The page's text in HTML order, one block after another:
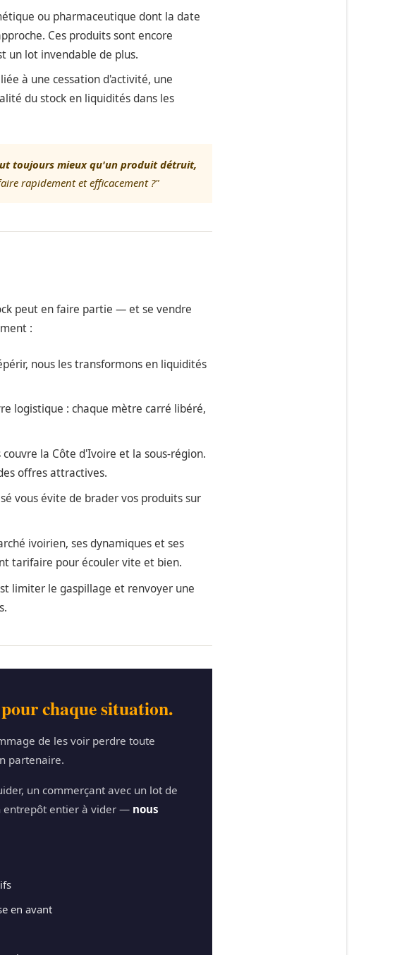
ou pharmaceutique dont la date
Ces produits sont encore
un lot invendable de plus.
à une cessation d'activité, une
du stock en liquidités dans les
toujours mieux qu'un produit détruit,
rapidement et efficacement ?"
peut en faire partie — et se vendre
:
nous les transformons en liquidités
logistique : chaque mètre carré libéré,
la Côte d'Ivoire et la sous-région.
offres attractives.
vous évite de brader vos produits sur
ivoirien, ses dynamiques et ses
tarifaire pour écouler vite et bien.
limiter le gaspillage et renvoyer une
chaque situation.
de les voir perdre toute
partenaire.
un commerçant avec un lot de
entrepôt entier à vider — nous
en avant